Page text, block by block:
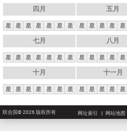
四月
星 星 星 星 星 星 星
五月
星 星 星 星 星
七月
星 星 星 星 星 星 星
八月
星 星 星 星 星
十月
星 星 星 星 星 星 星
十一月
星 星 星 星 星
联合国© 2026 版权所有 网址索引 网站地图